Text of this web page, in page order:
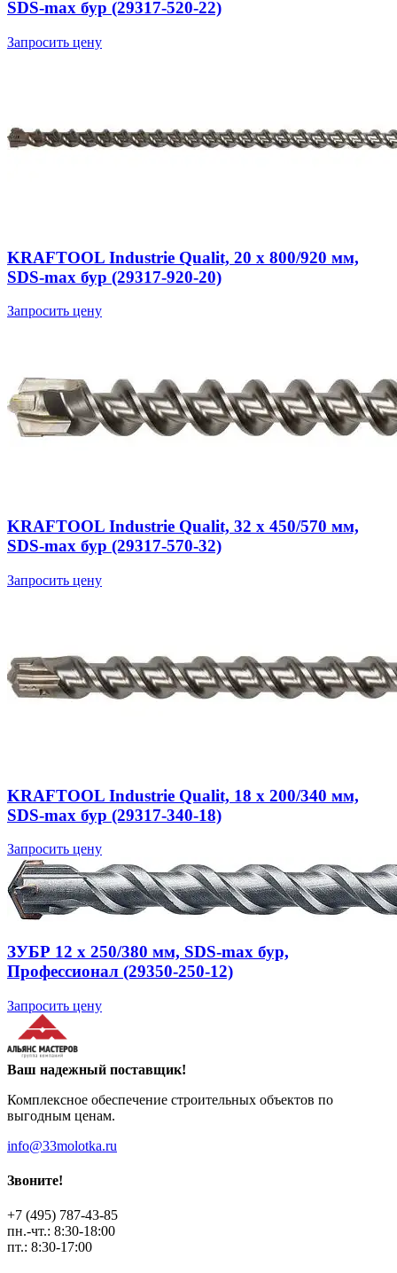
SDS-max бур (29317-520-22)
Запросить цену
KRAFTOOL Industrie Qualit, 20 x 800/920 мм,
SDS-max бур (29317-920-20)
Запросить цену
KRAFTOOL Industrie Qualit, 32 x 450/570 мм,
SDS-max бур (29317-570-32)
Запросить цену
KRAFTOOL Industrie Qualit, 18 x 200/340 мм,
SDS-max бур (29317-340-18)
Запросить цену
ЗУБР 12 x 250/380 мм, SDS-max бур,
Профессионал (29350-250-12)
Запросить цену
Ваш надежный поставщик!
Комплексное обеспечение строительных объектов по
выгодным ценам.
info@33molotka.ru
Звоните!
+7 (495) 787-43-85
пн.-чт.: 8:30-18:00
пт.: 8:30-17:00